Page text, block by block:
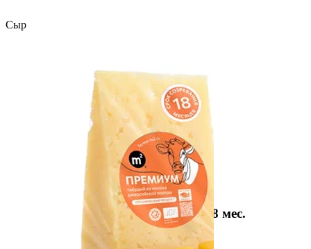
Сыр
Сыр твердый Премиум Organic, 18 мес.
250 г